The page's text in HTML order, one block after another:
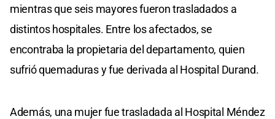
mientras que seis mayores fueron trasladados a
distintos hospitales. Entre los afectados, se
encontraba la propietaria del departamento, quien
sufrió quemaduras y fue derivada al Hospital Durand.
Además, una mujer fue trasladada al Hospital Méndez